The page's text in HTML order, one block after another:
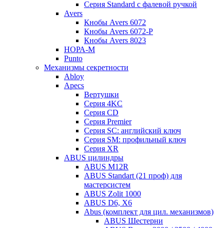
Серия Standard с фалевой ручкой
Avers
Кнобы Avers 6072
Кнобы Avers 6072-P
Кнобы Avers 8023
НОРА-М
Punto
Механизмы секретности
Abloy
Apecs
Вертушки
Серия 4KC
Серия CD
Серия Premier
Серия SC: английский ключ
Серия SM: профильный ключ
Серия XR
ABUS цилиндры
ABUS M12R
ABUS Standart (21 проф) для
мастерсистем
ABUS Zolit 1000
ABUS D6, X6
Abus (комплект для цил. механизмов)
ABUS Шестерни